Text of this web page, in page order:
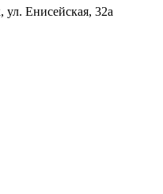
Енисейская, 32а